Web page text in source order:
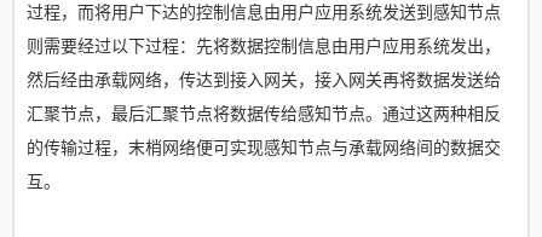
过程，而将用户下达的控制信息由用户应用系统发送到感知节点
则需要经过以下过程：先将数据控制信息由用户应用系统发出，
然后经由承载网络，传达到接入网关，接入网关再将数据发送给
汇聚节点，最后汇聚节点将数据传给感知节点。通过这两种相反
的传输过程，末梢网络便可实现感知节点与承载网络间的数据交
互。